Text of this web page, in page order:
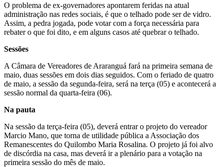
O problema de ex-governadores apontarem feridas na atual
administração nas redes sociais, é que o telhado pode ser de vidro.
Assim, a pedra jogada, pode votar com a força necessária para
rebater o que foi dito, e em alguns casos até quebrar o telhado.
Sessões
A Câmara de Vereadores de Araranguá fará na primeira semana de
maio, duas sessões em dois dias seguidos. Com o feriado de quatro
de maio, a sessão da segunda-feira, será na terça (05) e acontecerá a
sessão normal da quarta-feira (06).
Na pauta
Na sessão da terça-feira (05), deverá entrar o projeto do vereador
Marcio Mano, que torna de utilidade pública a Associação dos
Remanescentes do Quilombo Maria Rosalina. O projeto já foi alvo
de discórdia na casa, mas deverá ir a plenário para a votação na
primeira sessão do mês de maio.